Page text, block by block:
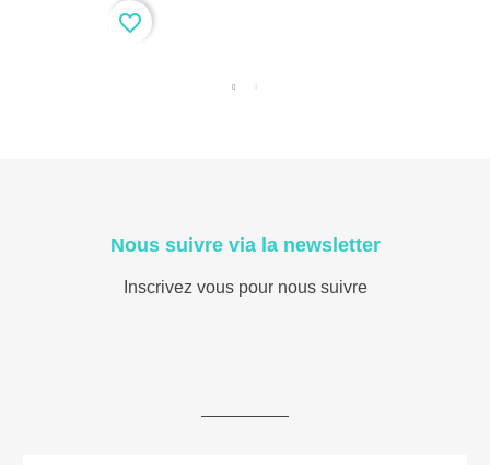
favorite_border
Nous suivre via la newsletter
Inscrivez vous pour nous suivre